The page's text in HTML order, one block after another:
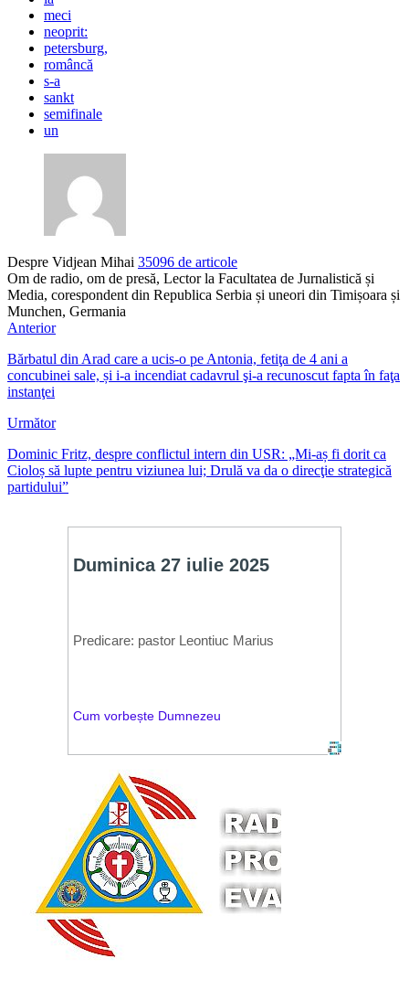
meci
neoprit:
petersburg,
româncă
s-a
sankt
semifinale
un
Despre Vidjean Mihai 35096 de articole
Om de radio, om de presă, Lector la Facultatea de Jurnalistică și
Media, corespondent din Republica Serbia și uneori din Timișoara și
Munchen, Germania
Anterior
Bărbatul din Arad care a ucis-o pe Antonia, fetiţa de 4 ani a
concubinei sale, și i-a incendiat cadavrul şi-a recunoscut fapta în faţa
instanţei
Următor
Dominic Fritz, despre conflictul intern din USR: „Mi-aș fi dorit ca
Cioloș să lupte pentru viziunea lui; Drulă va da o direcţie strategică
partidului”